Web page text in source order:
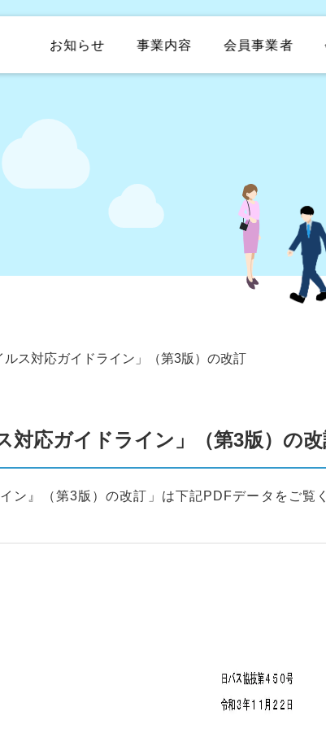
お知らせ 事業内容 会員事業者
ルス対応ガイドライン」（第3版）の改訂
対応ガイドライン」（第3版）の
ン』（第3版）の改訂」は下記PDFデータをご覧